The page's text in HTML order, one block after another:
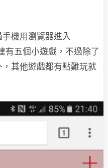
機用瀏覽器進入
有五個小遊戲，不過除了
其他遊戲都有點難玩就